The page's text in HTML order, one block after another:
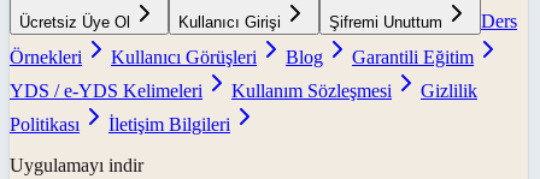
Ücretsiz Üye Ol Kullanıcı Girişi Şifremi Unuttum
Ders
Örnekleri
Kullanıcı Görüşleri Blog
Garantili Eğitim
YDS / e-YDS Kelimeleri
Kullanım Sözleşmesi
Gizlilik
Politikası
İletişim Bilgileri
Uygulamayı indir